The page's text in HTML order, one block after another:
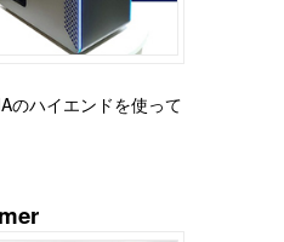
のハイエンドを使って